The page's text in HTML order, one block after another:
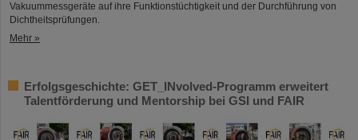
Vakuummessgeräte auf ihre Funktionstüchtigkeit und der Durchführung von
Dichtheitsprüfungen.
Mehr »
Erfolgsgeschichte: GET_INvolved-Programm erweitert
Talentförderung und Mentorship bei GSI und FAIR